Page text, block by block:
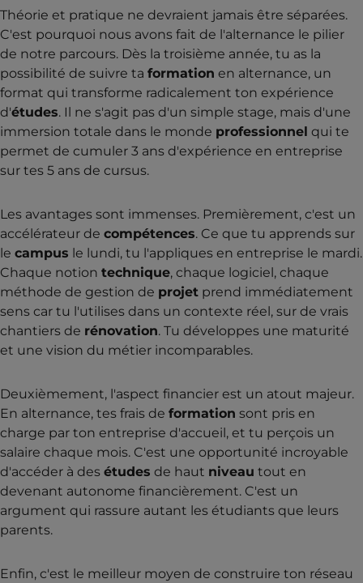
Théorie et pratique ne devraient jamais être séparées.
C'est pourquoi nous avons fait de l'alternance le pilier
de notre parcours. Dès la troisième année, tu as la
possibilité de suivre ta formation en alternance, un
format qui transforme radicalement ton expérience
d'études. Il ne s'agit pas d'un simple stage, mais d'une
immersion totale dans le monde professionnel qui te
permet de cumuler 3 ans d'expérience en entreprise
sur tes 5 ans de cursus.
Les avantages sont immenses. Premièrement, c'est un
accélérateur de compétences. Ce que tu apprends sur
le campus le lundi, tu l'appliques en entreprise le mardi.
Chaque notion technique, chaque logiciel, chaque
méthode de gestion de projet prend immédiatement
sens car tu l'utilises dans un contexte réel, sur de vrais
chantiers de rénovation. Tu développes une maturité
et une vision du métier incomparables.
Deuxièmement, l'aspect financier est un atout majeur.
En alternance, tes frais de formation sont pris en
charge par ton entreprise d'accueil, et tu perçois un
salaire chaque mois. C'est une opportunité incroyable
d'accéder à des études de haut niveau tout en
devenant autonome financièrement. C'est un
argument qui rassure autant les étudiants que leurs
parents.
Enfin, c'est le meilleur moyen de construire ton réseau